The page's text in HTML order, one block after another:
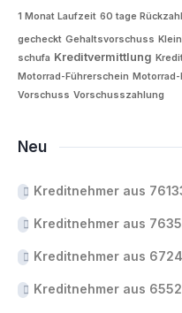
1 Monat Laufzeit 60 tage
gecheckt Gehaltsvorschuss
schufa Kreditvermittlung
Motorrad-Führerschein
Vorschuss Vorschusszahlung
Neu
Kreditnehmer aus
Kreditnehmer aus
Kreditnehmer aus
Kreditnehmer aus